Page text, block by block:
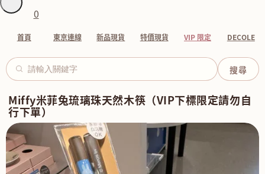
0
首頁 東京連線 新品現貨 特價現貨 VIP 限定 DECOLE
Miffy米菲兔琉璃珠天然木筷（VIP下標限定請勿自
行下單）